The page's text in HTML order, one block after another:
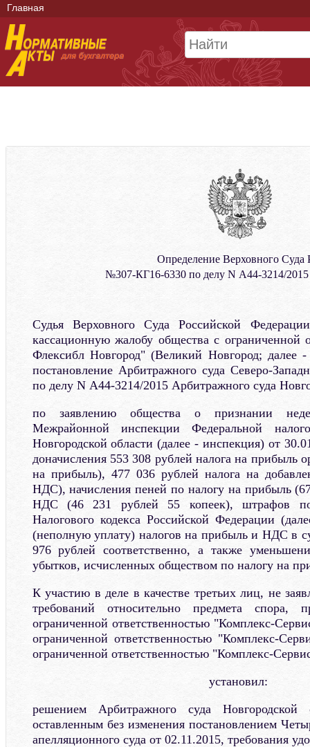
Главная
Определение Верховного Суда
№307-КГ16-6330 по делу N А44-3214/2015
Судья Верховного Суда Российской
кассационную жалобу общества с ограниченной
Флексибл Новгород" (Великий Новгород; далее -
постановление Арбитражного суда Северо-
по делу N А44-3214/2015 Арбитражного суда
по заявлению общества о признании
Межрайонной инспекции Федеральной
Новгородской области (далее - инспекция) от
доначисления 553 308 рублей налога на прибыль
на прибыль), 477 036 рублей налога на
НДС), начисления пеней по налогу на прибыль
НДС (46 231 рублей 55 копеек), штрафов
Налогового кодекса Российской Федерации
(неполную уплату) налогов на прибыль и НДС в
976 рублей соответственно, а также
убытков, исчисленных обществом по налогу на
К участию в деле в качестве третьих лиц, не
требований относительно предмета спора,
ограниченной ответственностью "Комплекс-
ограниченной ответственностью "Комплекс-
ограниченной ответственностью "Комплекс-
установил:
решением Арбитражного суда Новгородской
оставленным без изменения постановлением
апелляционного суда от 02.11.2015, требования